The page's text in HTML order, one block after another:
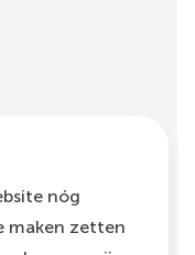
nóg
maken zetten